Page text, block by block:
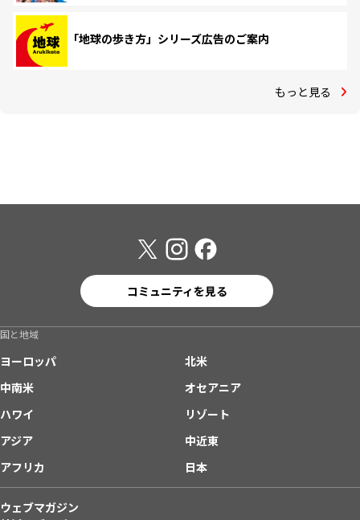
「地球の歩き方」シリーズ広告のご案内
もっと見る
コミュニティを見る
国と地域
ヨーロッパ
北米
中南米
オセアニア
ハワイ
リゾート
アジア
中近東
アフリカ
日本
ウェブマガジン